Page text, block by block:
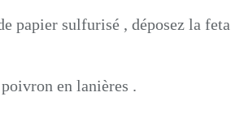
papier sulfurisé , déposez la feta
en lanières .